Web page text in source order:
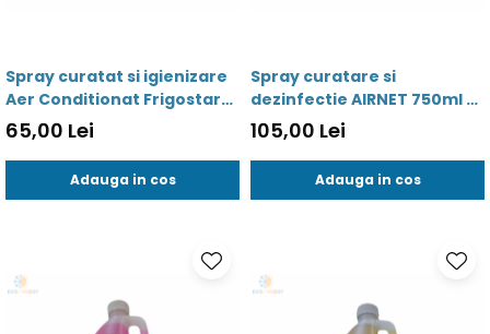
Robineti
Electrovalve, bobine
Motor ventilator
Ventilatoare
Yale, balamale
Spray curatat si igienizare
Aer Conditionat Frigostar
XXL 750 ml - 00555
65,00 Lei
Adauga in cos
Spray curatare si
dezinfectie AIRNET 750ml -
8436042510382
105,00 Lei
Adauga in cos